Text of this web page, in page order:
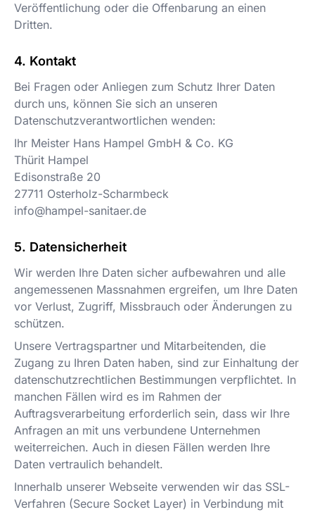
Veröffentlichung oder die Offenbarung an einen
Dritten.
Kontakt
Bei Fragen oder Anliegen zum Schutz Ihrer Daten
durch uns, können Sie sich an unseren
Datenschutzverantwortlichen wenden:
Ihr Meister Hans Hampel GmbH & Co. KG
Thürit Hampel
Edisonstraße 20
27711 Osterholz-Scharmbeck
info@hampel-sanitaer.de
Datensicherheit
Wir werden Ihre Daten sicher aufbewahren und alle
angemessenen Massnahmen ergreifen, um Ihre Daten
vor Verlust, Zugriff, Missbrauch oder Änderungen zu
schützen.
Unsere Vertragspartner und Mitarbeitenden, die
Zugang zu Ihren Daten haben, sind zur Einhaltung der
datenschutzrechtlichen Bestimmungen verpflichtet. In
manchen Fällen wird es im Rahmen der
Auftragsverarbeitung erforderlich sein, dass wir Ihre
Anfragen an mit uns verbundene Unternehmen
weiterreichen. Auch in diesen Fällen werden Ihre
Daten vertraulich behandelt.
Innerhalb unserer Webseite verwenden wir das SSL-
Verfahren (Secure Socket Layer) in Verbindung mit